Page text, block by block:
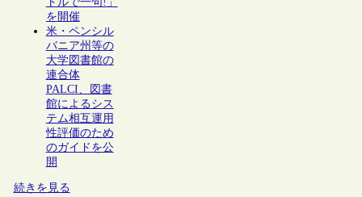
を開催
米・ペンシル
バニア州等の
大学図書館の
連合体
PALCI、図書
館によるシス
テム相互運用
性評価のため
のガイドを公
開
続きを見る